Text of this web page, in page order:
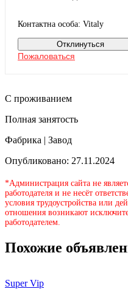
Контактна особа: Vitaly
Отклинуться
Пожаловаться
С проживанием
Полная занятость
Фабрика | Завод
Опубликовано: 27.11.2024
*Администрация сайта не
работодателя и не несёт
условия трудоустройства или
отношения возникают
работодателем.
Похожие
Super Vip